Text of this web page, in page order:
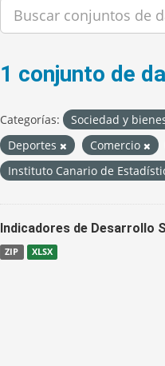
1 conjunto de
Categorías: Sociedad y
Deportes
Comercio
Instituto Canario de
Indicadores de Desarrollo
ZIP XLSX